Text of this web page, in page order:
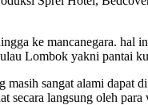
ke mancanegara. hal
Lombok yakni pantai
sangat alami dapat
langsung oleh